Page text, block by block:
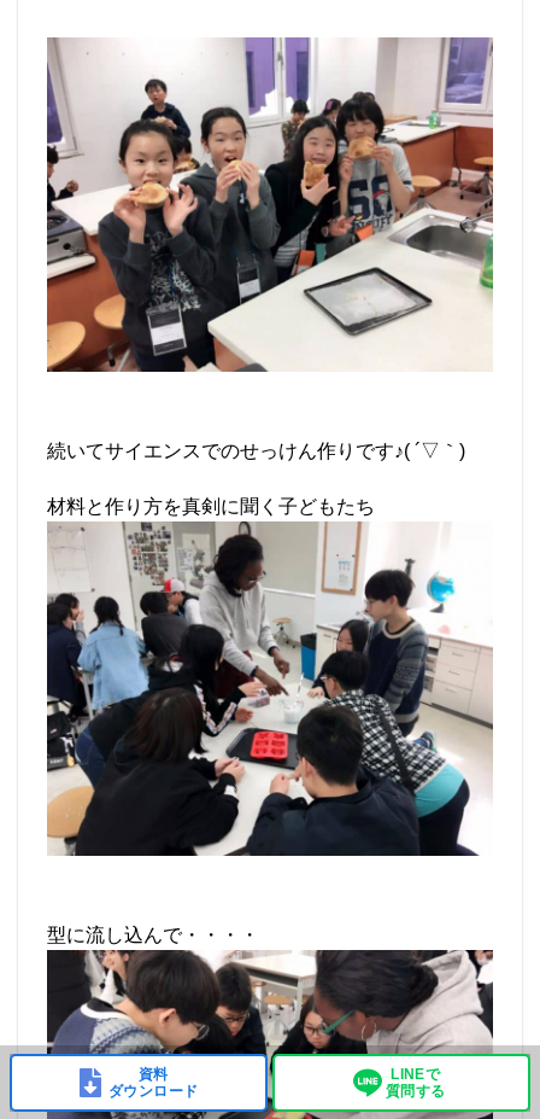
続いてサイエンスでのせっけん作りです♪( ´▽｀)
材料と作り方を真剣に聞く子どもたち
型に流し込んで・・・・
資料
ダウンロード
LINEで
質問する